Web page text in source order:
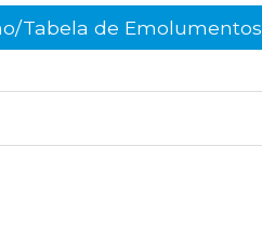
Tabela de Emolumentos